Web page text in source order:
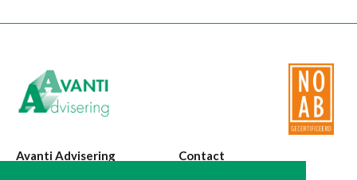
Avanti Advisering Contact